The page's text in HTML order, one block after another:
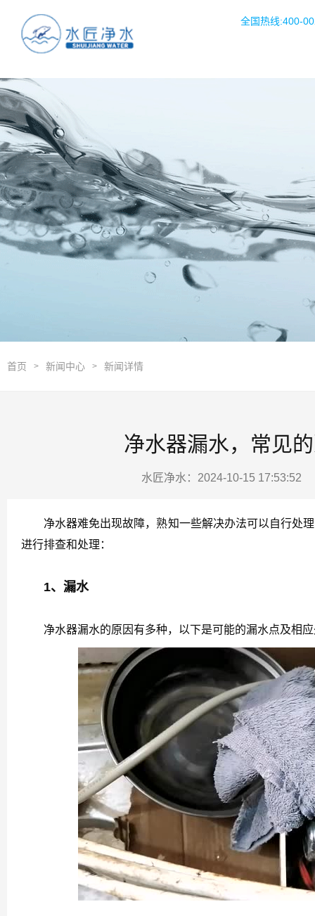
全国热线:400-
首页 > 新闻中心 > 新闻详情
净水器漏水，常见
水匠净水：2024-10-15 17:53:52
净水器难免出现故障，熟知一些解决办法可以自行处理
进行排查和处理：
1、漏水
净水器漏水的原因有多种，以下是可能的漏水点及相应